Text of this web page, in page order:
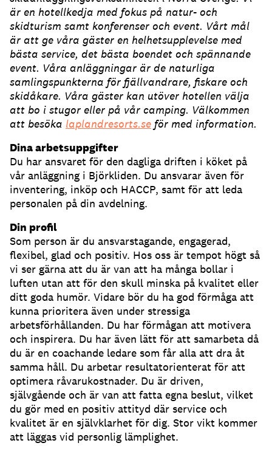
är en hotellkedja med fokus på natur- och
skidturism samt konferenser och event. Vårt mål
är att ge våra gäster en helhetsupplevelse med
bästa service, det bästa boendet och spännande
event. Våra anläggningar är de naturliga
samlingspunkterna för fjällvandrare, fiskare och
skidåkare. Våra gäster kan utöver hotellen välja
att bo i stugor eller på vår camping. Välkommen
att besöka laplandresorts.se för med information.
Dina arbetsuppgifter
Du har ansvaret för den dagliga driften i köket på
vår anläggning i Björkliden. Du ansvarar även för
inventering, inköp och HACCP, samt för att leda
personalen på din avdelning.
Din profil
Som person är du ansvarstagande, engagerad,
flexibel, glad och positiv. Hos oss är tempot högt så
vi ser gärna att du är van att ha många bollar i
luften utan att för den skull minska på kvalitet eller
ditt goda humör. Vidare bör du ha god förmåga att
kunna prioritera även under stressiga
arbetsförhållanden. Du har förmågan att motivera
och inspirera. Du har även lätt för att samarbeta då
du är en coachande ledare som får alla att dra åt
samma håll. Du arbetar resultatorienterat för att
optimera råvarukostnader. Du är driven,
självgående och är van att fatta egna beslut, vilket
du gör med en positiv attityd där service och
kvalitet är en självklarhet för dig. Stor vikt kommer
att läggas vid personlig lämplighet.